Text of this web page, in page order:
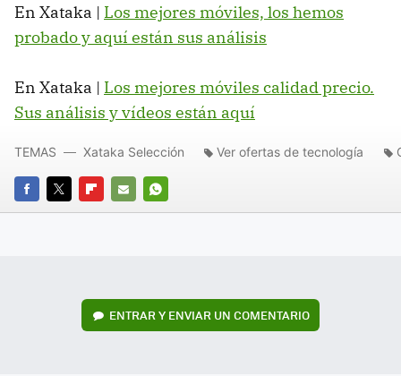
En Xataka | Los mejores móviles, los hemos
probado y aquí están sus análisis
En Xataka | Los mejores móviles calidad precio.
Sus análisis y vídeos están aquí
FACEBOOK
TWITTERFLIPBOARD
E-
WHATSAPP
TEMAS Xataka Selección Ver ofertas de tecnología
ENTRAR Y ENVIAR UN COMENTARIO